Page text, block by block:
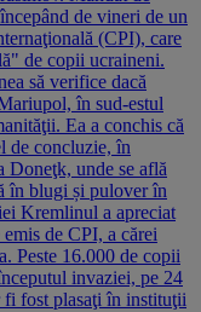
de vineri de un
(CPI), care
de copii ucraineni.
să verifice dacă
în sud-estul
Ea a conchis că
de concluzie, în
Doneţk, unde se află
în blugi și pulover în
Kremlinul a apreciat
de CPI, a cărei
Peste 16.000 de copii
invaziei, pe 24
fost plasaţi în instituţii